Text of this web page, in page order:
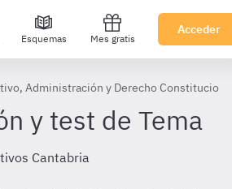
Esquemas Mes gratis
Acceder
Administración y Derecho
y test de Tema
Cantabria